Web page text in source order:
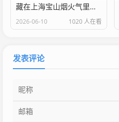
藏在上海宝山烟火气里的家门口好医院 上海大场医院是几级医院
2026-06-10 1020 人在看
发表评论